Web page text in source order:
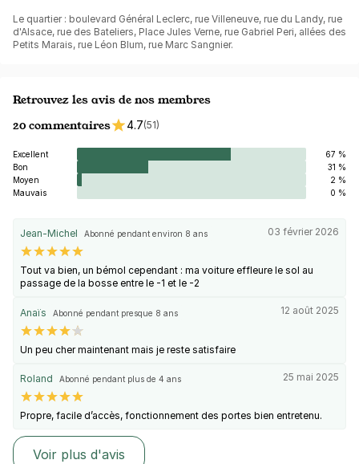
Le quartier : boulevard Général Leclerc, rue Villeneuve, rue du Landy, rue
d'Alsace, rue des Bateliers, Place Jules Verne, rue Gabriel Peri, allées des
Petits Marais, rue Léon Blum, rue Marc Sangnier.
Retrouvez les avis de nos membres
20 commentaires
4.7(51)
Excellent
67 %
Bon
31 %
Moyen
2 %
Mauvais
0 %
Jean-Michel Abonné pendant environ 8 ans 03 février 2026
Tout va bien, un bémol cependant : ma voiture effleure le sol au
passage de la bosse entre le -1 et le -2
Anaïs Abonné pendant presque 8 ans 12 août 2025
Un peu cher maintenant mais je reste satisfaire
Roland Abonné pendant plus de 4 ans 25 mai 2025
Propre, facile d’accès, fonctionnement des portes bien entretenu.
Voir plus d'avis